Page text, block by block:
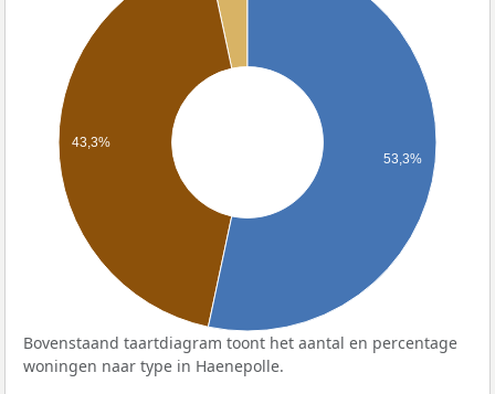
43,3%
53,3%
Bovenstaand taartdiagram toont het aantal en percentage
woningen naar type in Haenepolle.